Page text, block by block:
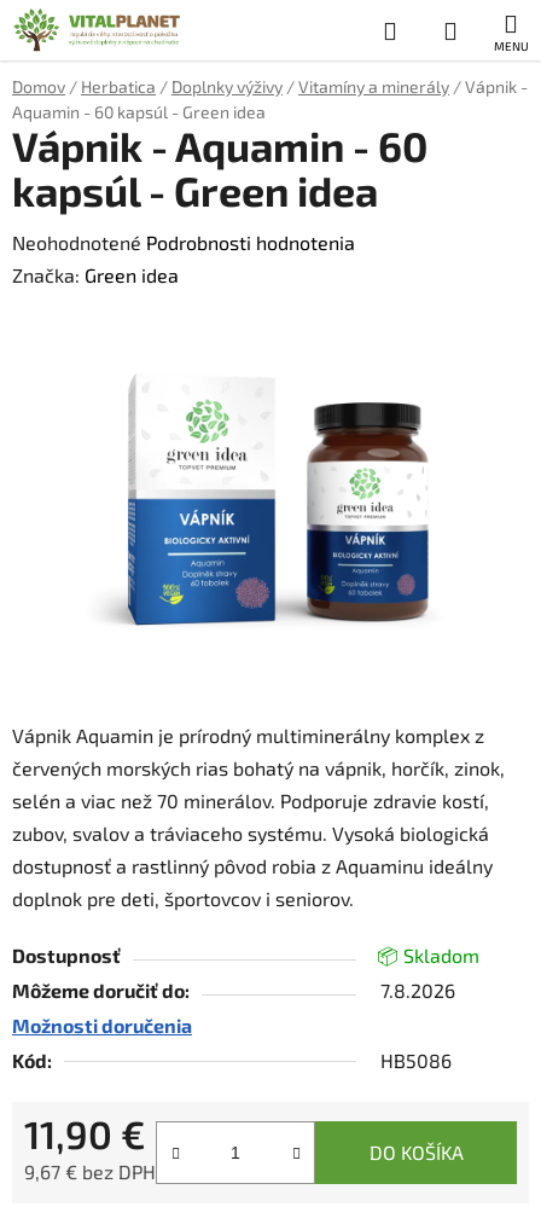
Prejsť
na
obsah
Hľadať
KOŠÍK
Domov / Herbatica / Doplnky výživy /Vitamíny a minerály /Vápnik -
Aquamin - 60 kapsúl - Green idea
Vápnik Aquamin je prírodný multiminerálny komplex z
červených morských rias bohatý na vápnik, horčík, zinok,
selén a viac než 70 minerálov. Podporuje zdravie kostí,
zubov, svalov a tráviaceho systému. Vysoká biologická
dostupnosť a rastlinný pôvod robia z Aquaminu ideálny
doplnok pre deti, športovcov i seniorov.
Dostupnosť
📦 Skladom
Môžeme doručiť do:
7.8.2026
Možnosti doručenia
Kód:
HB5086
11,90 €
9,67 € bez DPH
DO KOŠÍKA
Vápnik - Aquamin - 60
kapsúl - Green idea
Priemerné
hodnotenie
Neohodnotené Podrobnosti hodnotenia
Značka: Green idea